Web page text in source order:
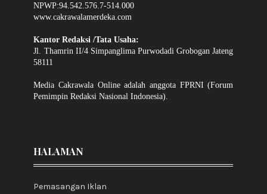
NPWP:94.542.576.7-514.000
www.cakrawalamerdeka.com
Kantor Redaksi /Tata Usaha:
Jl. Thamrin II/4 Simpanglima Purwodadi Grobogan Jateng
58111
Media Cakrawala Online adalah anggota FPRNI (Forum
Pemimpin Redaksi Nasional Indonesia).
HALAMAN
Pemasangan Iklan